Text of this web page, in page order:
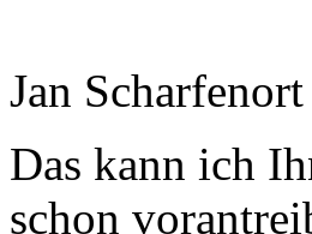
Jan
Das kann ich
schon